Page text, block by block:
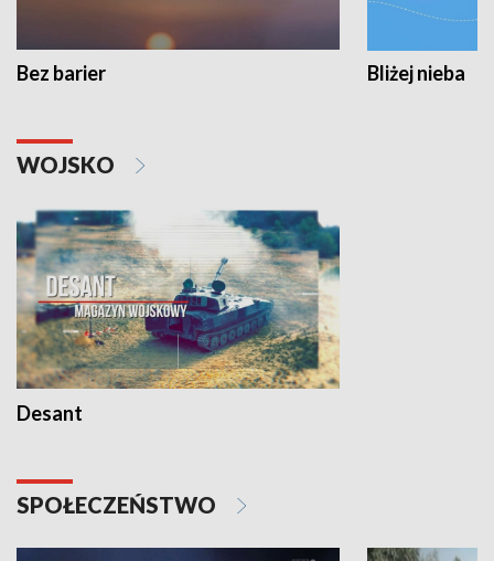
Bez barier Bliżej nieba
WOJSKO
Desant
SPOŁECZEŃSTWO